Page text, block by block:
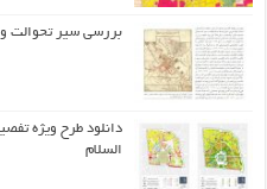
بررسی سیر تحوالت
دانلود طرح ويژه
السلام